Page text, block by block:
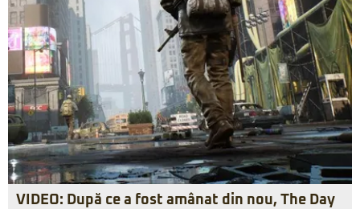
VIDEO: După ce a fost amânat din nou, The Day